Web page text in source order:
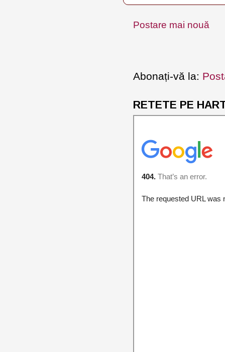
Postare mai nouă
Abonați-vă la:
RETETE PE